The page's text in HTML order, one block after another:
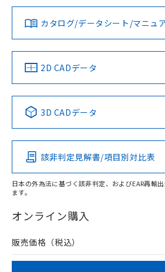
タイムチャート
以上、n: 18mm以上
検出領域
ダウンロードデータをご利用いただく
みください。
ソフトウェアの使用条件
対応済み
中国 RoHS 注意事項・凡例
Pb Hg
O
在庫等で未対応品が混在する可能性が
問い合わせください。
LR型式承認
（イギリス
船舶規格）
DNV型式承認
（ノルウェー
No No
この製品の規格
その他の認証はこちらのペー
カタログ/データシート/マニュ
2D CADデータ
3D CADデータ
該非判定見解書/項目別対比表
日本の外為法に基づく該非判定、およびEAR再輸
ます。
オンライン購入
販売価格（税込）